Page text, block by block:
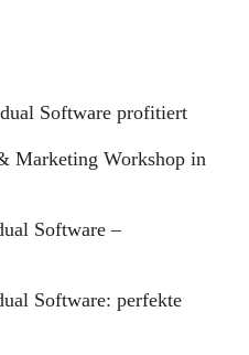
Software profitiert
Marketing Workshop in
Software –
Software: perfekte